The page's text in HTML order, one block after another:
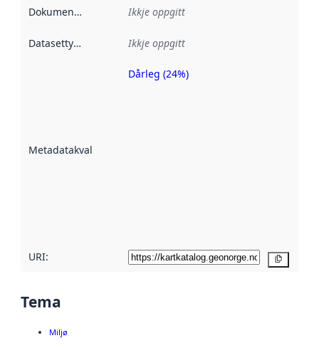
Dokumentasjon Ikkje oppgitt
Datasettype Ikkje oppgitt
Metadatakvalitet
Metadatakvalitet
Dårleg (24%)
URI:
Tema
Miljø